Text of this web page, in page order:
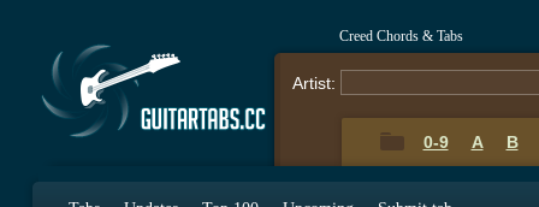
Creed Chords & Tabs
Artist:
0-9 A B